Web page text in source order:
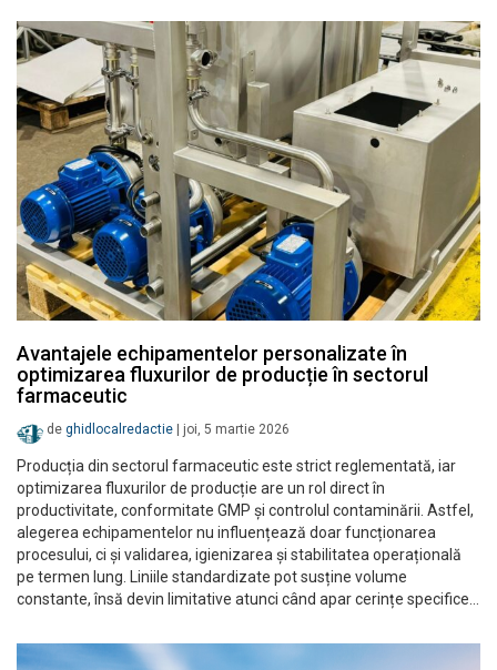
Avantajele echipamentelor personalizate în
optimizarea fluxurilor de producție în sectorul
farmaceutic
de ghidlocalredactie joi, 5 martie 2026
Producția din sectorul farmaceutic este strict reglementată, iar
optimizarea fluxurilor de producție are un rol direct în
productivitate, conformitate GMP și controlul contaminării. Astfel,
alegerea echipamentelor nu influențează doar funcționarea
procesului, ci și validarea, igienizarea și stabilitatea operațională
pe termen lung. Liniile standardizate pot susține volume
constante, însă devin limitative atunci când apar cerințe specifice…